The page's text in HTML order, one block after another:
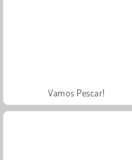
Vamos Pescar!